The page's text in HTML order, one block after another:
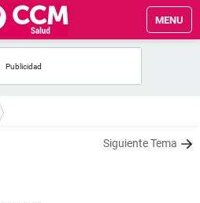
MENU
Siguiente Tema